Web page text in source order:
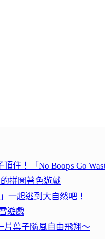
住！「No Boops Go
拼圖著色遊戲
一起逃到大自然吧！
遊戲
片葉子隨風自由飛翔～